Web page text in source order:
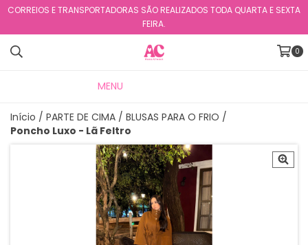
CORREIOS E TRANSPORTADORAS SÃO REALIZADOS TODA QUARTA E SEXTA
FEIRA.
0
MENU
Início / PARTE DE CIMA / BLUSAS PARA O FRIO /
Poncho Luxo - Lã Feltro